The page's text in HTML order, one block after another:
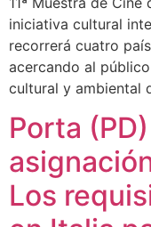
iniciativa cultural
recorrerá cuatro
acercando al
cultural y ambiental
Porta
Los